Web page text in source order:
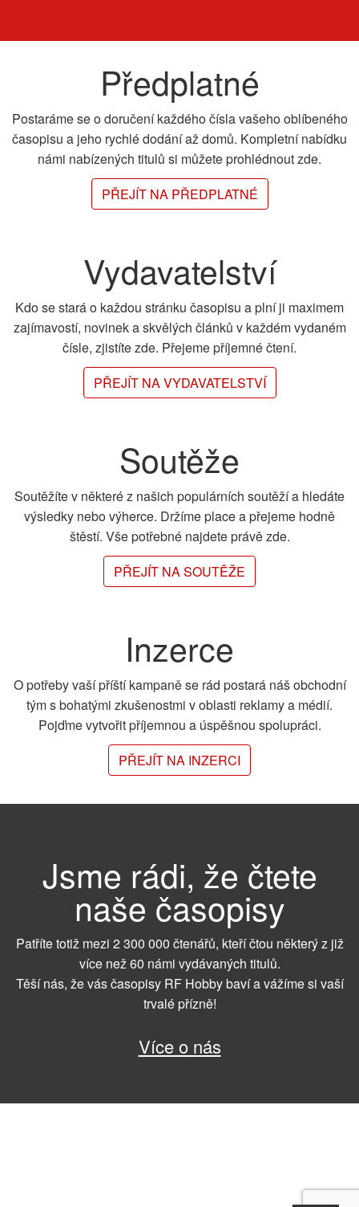
Předplatné
Postaráme se o doručení každého čísla vašeho oblíbeného
časopisu a jeho rychlé dodání až domů. Kompletní nabídku
námi nabízených titulů si můžete prohlédnout zde.
PŘEJÍT NA PŘEDPLATNÉ
Vydavatelství
Kdo se stará o každou stránku časopisu a plní ji maximem
zajímavostí, novinek a skvělých článků v každém vydaném
čísle, zjistíte zde. Přejeme příjemné čtení.
PŘEJÍT NA VYDAVATELSTVÍ
Soutěže
Soutěžíte v některé z našich populárních soutěží a hledáte
výsledky nebo výherce. Držíme place a přejeme hodně
štěstí. Vše potřebné najdete právě zde.
PŘEJÍT NA SOUTĚŽE
Inzerce
O potřeby vaší příští kampaně se rád postará náš obchodní
tým s bohatými zkušenostmi v oblasti reklamy a médií.
Pojďme vytvořit příjemnou a úspěšnou spolupráci.
PŘEJÍT NA INZERCI
Jsme rádi, že čtete
naše časopisy
Patříte totiž mezi 2 300 000 čtenářů, kteří čtou některý z již
více než 60 námi vydávaných titulů.
Těší nás, že vás časopisy RF Hobby baví a vážíme si vaší
trvalé přízně!
Více o nás